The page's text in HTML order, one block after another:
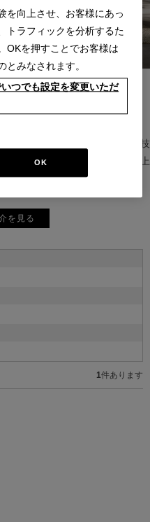
を掲げるグローバル家
本の美意識を融合し、素材や技
テリアを提案。長く愛される上
を見る
1件あります
を向上させ、お客様にあっ
トラフィックを分析するた
OKを押すことでお客様は
とみなされます。
つでも設定を変更いただ
OK